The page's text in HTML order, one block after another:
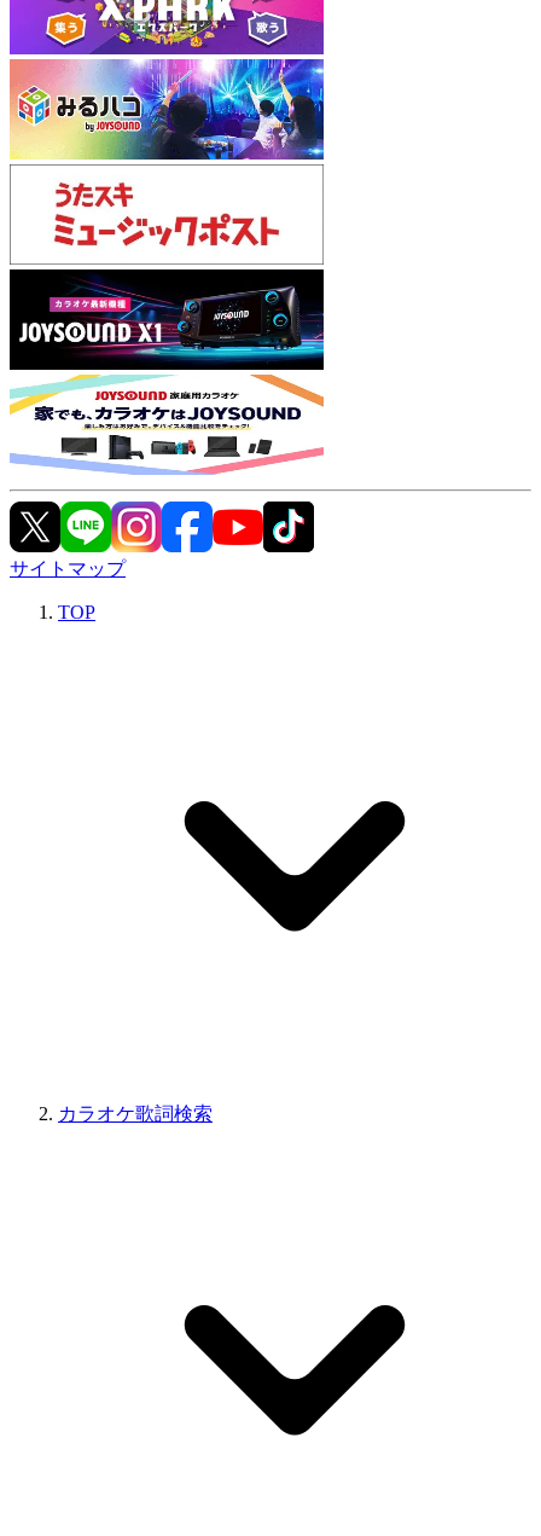
サイトマップ
TOP
カラオケ歌詞検索